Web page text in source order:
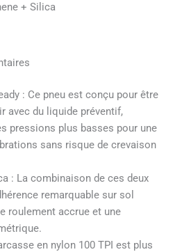
+ Silica
: Ce pneu est conçu pour être
avec du liquide préventif,
pressions plus basses pour une
sans risque de crevaison
: La combinaison de ces deux
remarquable sur sol
roulement accrue et une
en nylon 100 TPI est plus